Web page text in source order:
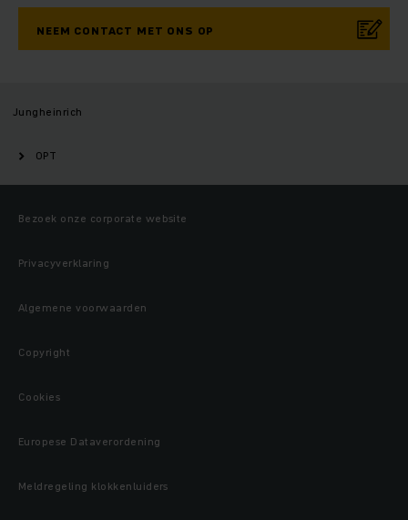
NEEM CONTACT MET ONS OP
Jungheinrich
OPT
Bezoek onze corporate website
Privacyverklaring
Algemene voorwaarden
Copyright
Cookies
Europese Dataverordening
Meldregeling klokkenluiders